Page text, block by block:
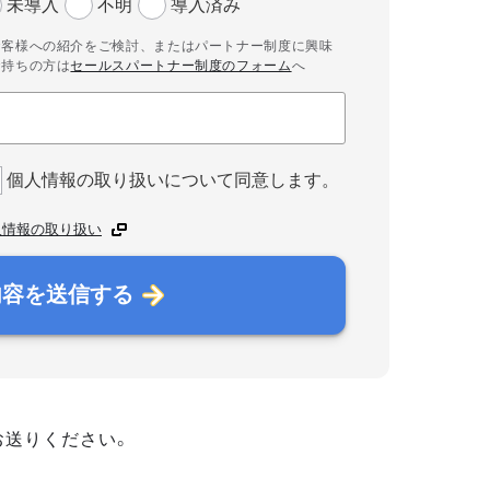
未導入 不明 導入済み
様への紹介をご検討、またはパートナー制度に興味
ちの方はセールスパートナー制度のフォームへ
個人情報の取り扱いについて同意します。
報の取り扱い
を送信する
りください。